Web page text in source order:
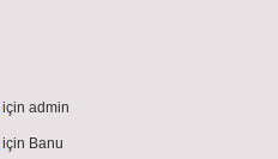
için admin
için Banu